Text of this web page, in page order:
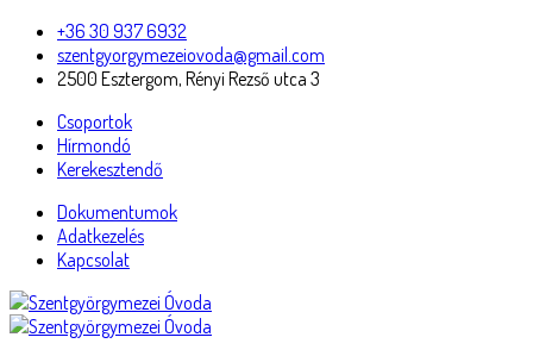
+36 30 937 6932
szentgyorgymezeiovoda@gmail.com
2500 Esztergom, Rényi Rezső utca 3
Csoportok
Hírmondó
Kerekesztendő
Dokumentumok
Adatkezelés
Kapcsolat